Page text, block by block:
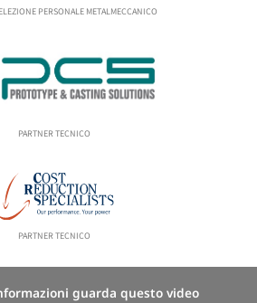
PERSONALE METALMECCANICO
PARTNER TECNICO
PARTNER TECNICO
guarda questo video